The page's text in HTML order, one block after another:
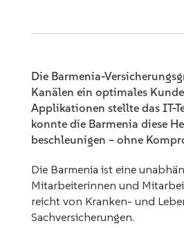
Die Barmenia-
Kanälen ein optimales
Applikationen stellte das IT-
konnte die Barmenia diese
beschleunigen – ohne
Die Barmenia ist eine
Mitarbeiterinnen und
reicht von Kranken- und
Sachversicherungen.